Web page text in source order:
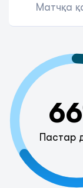
Матчқа
Пастар